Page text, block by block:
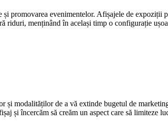
promovarea evenimentelor. Afișajele de expoziții
riduri, menținând în același timp o configurație
și modalităților de a vă extinde bugetul de
și încercăm să creăm un aspect care să limiteze